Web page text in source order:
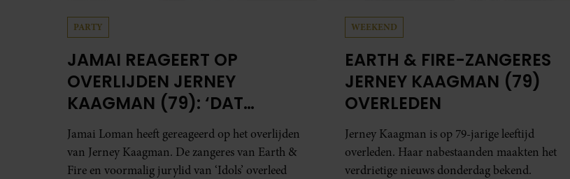
PARTY
JAMAI REAGEERT OP
OVERLIJDEN JERNEY
KAAGMAN (79): ‘DAT
VERTROUWEN ZAL IK NOOIT
VERGETEN’
Jamai Loman heeft gereageerd op het overlijden
van Jerney Kaagman. De zangeres van Earth &
Fire en voormalig jurylid van ‘Idols’ overleed
WEEKEND
EARTH & FIRE-ZANGERES
JERNEY KAAGMAN (79)
OVERLEDEN
Jerney Kaagman is op 79-jarige leeftijd
overleden. Haar nabestaanden maakten het
verdrietige nieuws donderdag bekend.